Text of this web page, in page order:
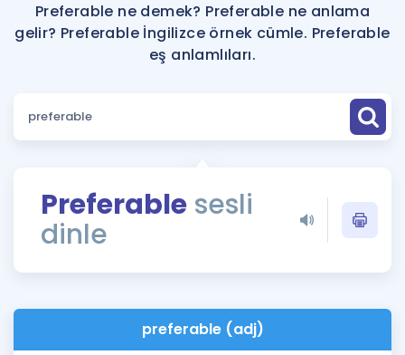
ÜYE DEĞİLİM
Faydalı Araçlar
Sözlük
Rehberlik Aracı
ÖSYM Sınav Takvimi
Hakkımızda
Preferable ne demek? Preferable ne anlama
gelir? Preferable İngilizce örnek cümle. Preferable
eş anlamlıları.
Preferable sesli
dinle
preferable (adj)